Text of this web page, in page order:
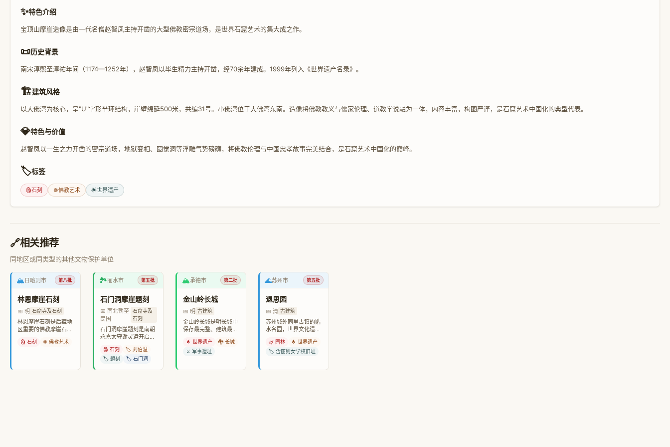
✨特色介绍
宝顶山摩崖造像是由一代名僧赵智凤主持开凿的大型佛教密宗道场，是世界石窟艺术的集大成之作。
📜历史背景
南宋淳熙至淳祐年间（1174—1252年），赵智凤以毕生精力主持开凿，经70余年建成。1999年列入《世界遗产名录》。
🏗️建筑风格
以大佛湾为核心，呈"U"字形半环结构，崖壁绵延500米，共编31号。小佛湾位于大佛湾东南。造像将佛教教义与儒家伦理、道教学说融为一体，内容丰富，构图严谨，是石窟艺术中国化的典型代表。
💎特色与价值
赵智凤以一生之力开凿的密宗道场，地狱变相、圆觉洞等浮雕气势磅礴，将佛教伦理与中国忠孝故事完美结合，是石窟艺术中国化的巅峰。
🏷️标签
🗿石刻 ☸️佛教艺术 🌟世界遗产
🔗相关推荐
同地区或同类型的其他文物保护单位
🏔️ 日喀则市 第八批
林恩摩崖石刻
📅 明 石窟寺及石刻
林恩摩崖石刻是后藏地
区重要的佛教摩崖石刻
🗿 石刻 ☸️ 佛教艺术
🏞️丽水市 第五批
石门洞摩崖题刻
📅 南北朝至
民国
石窟寺及
石刻
石门洞摩崖题刻是南朝
永嘉太守谢灵运开启，
刻。
🗿 石刻
🏷️ 刘伯温
🏷️ 题刻
🏷️ 石门洞
🏔️承德市 第二批
金山岭长城
📅 明 古建筑
金山岭长城是明长城中
保存最完整、建筑最精
戚继光督建。
🌟 世界遗产
🐉 长城
⚔️ 军事遗址
🌊苏州市 第五批
退思园
📅 清 古建筑
苏州城外同里古镇的贴
水名园，世界文化遗
址。
🌿 园林
🌟 世界遗产
🏷️ 含丽则女学校旧址